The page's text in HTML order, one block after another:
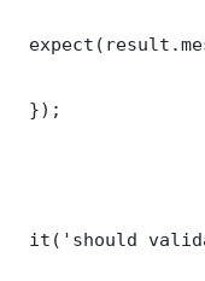
});
it('should